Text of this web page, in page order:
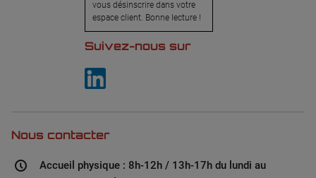
vous désinscrire dans votre
espace client. Bonne lecture !
Suivez-nous sur
Nous contacter
Accueil physique : 8h-12h / 13h-17h du lundi au